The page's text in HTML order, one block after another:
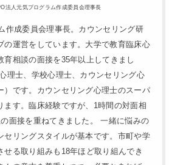
法人元気プログラム作成委員会理事長
作成委員会理事長。カウンセリング研
の運営をしています。大学で教育臨床心
育相談の面接を35年以上してきまし
理士、学校心理士、カウンセリング心
）です。カウンセリング心理士のスーパ
ます。臨床経験ですが、1時間の対面相
面接を重ねてきました。 一緒に悩みの
セリングスタイルが基本です。市町や学
せる取り組みも18年ほど取り組んでき